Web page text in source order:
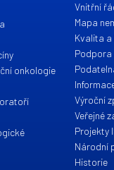
onkologie
Vnitřní
Mapa
Kvalita a
Podpora
Výroční
Veřejné
Projekty
Národní
Historie